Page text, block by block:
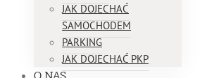
JAK DOJECHAĆ
SAMOCHODEM
PARKING
JAK DOJECHAĆ PKP